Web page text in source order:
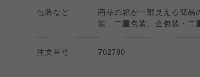
包装など
商品の箱が一部見える簡易
装、二重包装、全包装・二
注文番号 702780